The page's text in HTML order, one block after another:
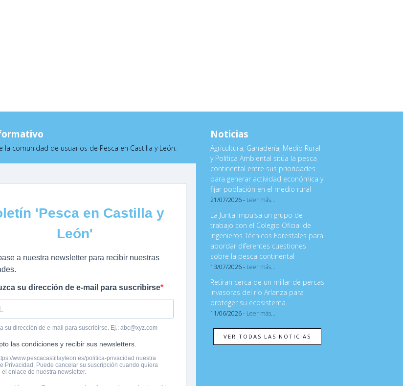
la comunidad de usuarios de Pesca en Castilla y León.
Noticias
Agricultura, Ganadería, Medio Rural
y Política Ambiental sitúa la pesca
continental entre sus prioridades
para generar actividad económica y
fijar población en el medio rural
21/07/2026 - Leer más...
La Junta impulsa un grupo de
trabajo con el Colegio Oficial de
Ingenieros Técnicos Forestales para
abordar diferentes cuestiones
sobre la pesca continental
13/07/2026 - Leer más...
Retiran cerca de un millar de percas
invasoras del río Arlanza para
proteger su ecosistema
11/06/2026 - Leer más...